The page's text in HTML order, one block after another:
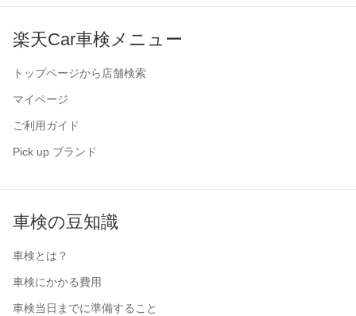
楽天Car車検メニュー
トップページから店舗検索
マイページ
ご利用ガイド
Pick up ブランド
車検の豆知識
車検とは？
車検にかかる費用
車検当日までに準備すること